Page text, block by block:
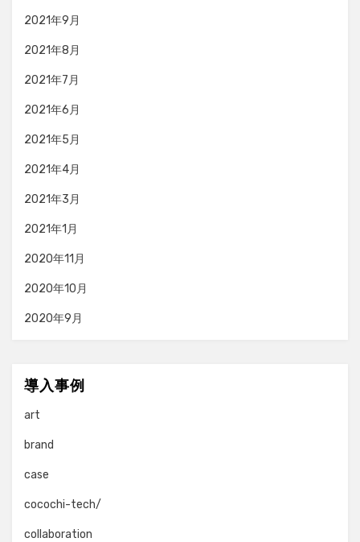
2021年9月
2021年8月
2021年7月
2021年6月
2021年5月
2021年4月
2021年3月
2021年1月
2020年11月
2020年10月
2020年9月
導入事例
art
brand
case
cocochi-tech/
collaboration